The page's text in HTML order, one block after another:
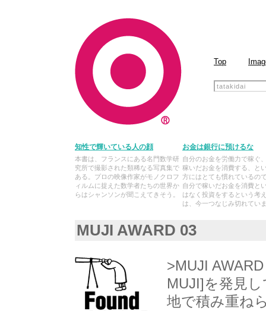
Top
知性で輝いている人の顔
本書は、フランスにある名門数学研
究所で撮影された類稀なる写真集で
ある。プロの映像作家がモノクロフ
ィルムに捉えた数学者たちの世界か
らはシャンソンが聞こえてきそう。
お金は銀行に預けるな
自分のお金を労働力で稼ぐ
稼いだお金を消費する、と
方にはとても慣れているの
自分で稼いだお金を消費と
はなく投資をするという考
は、今一つなじみ切れてい
MUJI AWARD 03
>MUJI
MUJI]を発見
地で積み重ね